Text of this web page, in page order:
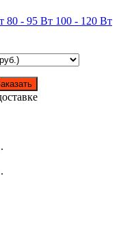
80 - 95 Вт 100 - 120 Вт